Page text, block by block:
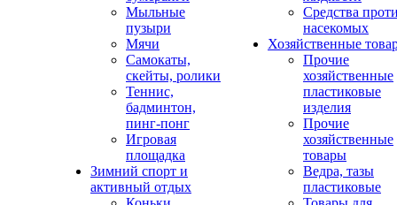
Мыльные
пузыри
Мячи
Самокаты,
скейты, ролики
Теннис,
бадминтон,
пинг-понг
Игровая
площадка
Зимний спорт и
активный отдых
Средства
насекомых
Хозяйственные
Прочие
хозяйственные
пластиковые
изделия
Прочие
хозяйственные
товары
Ведра, тазы
пластиковые